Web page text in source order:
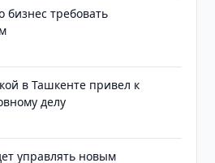
бизнес требовать
в Ташкенте привел к
делу
управлять новым